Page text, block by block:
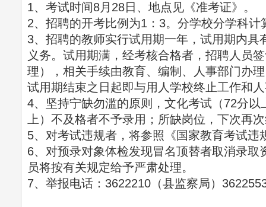
1、考试时间8月28日、地点见《准考证》。
2、招聘的开考比例为1：3。分学校分学科计
3、招聘的教师实行试用期一年，试用期内具
义务。试用期满，经考核合格者，招聘人员
理），相关手续由教育、编制、人事部门办
试用期结束之日起即与用人学校终止工作和
4、坚持宁缺勿滥的原则，文化考试（72分以
上）不及格者不予录用；所缺岗位，下次再
5、对考试违规者，将参照《国家教育考试违
6、对预录对象体检发现冒名顶替者取消录取
员将按有关规定给予严肃处理。
7、举报电话：3622210（县监察局）